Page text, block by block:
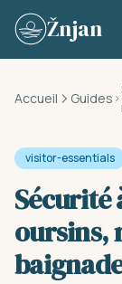
Skip to content
Žnjan
Accueil Guides
visitor-essentials
Sécurité
oursins,
baignade